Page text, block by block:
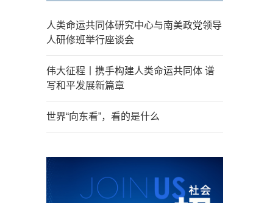
人类命运共同体研究中心与南美政党领导
人研修班举行座谈会
伟大征程丨携手构建人类命运共同体 谱
写和平发展新篇章
世界“向东看”，看的是什么